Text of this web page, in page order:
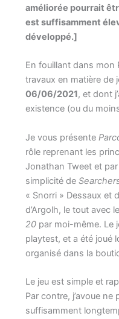
améliorée pourrait
est suffisamment
développé.]
En fouillant dans mon
travaux en matière de
06/06/2021, et dont
existence (ou du
Je vous présente
rôle reprenant les
Jonathan Tweet et
simplicité de
« Snorri » Dessaux et
d’Argolh, le tout avec
20par moi-même. Le
playtest, et a été joué
organisé dans la
Le jeu est simple et
Par contre, j’avoue ne
suffisamment